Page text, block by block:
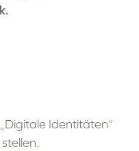
Identitäten“